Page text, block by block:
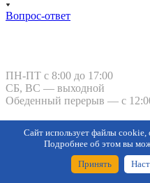
Вопрос-ответ
ПН-ПТ с 8:00 до 17:00
СБ, ВС — выходной
Обеденный перерыв — с
kgk-kurgan@kgk-kurgan.ru
8 800 101-
диспетчерская
Сайт использует файлы
Подробнее об этом вы
Принять